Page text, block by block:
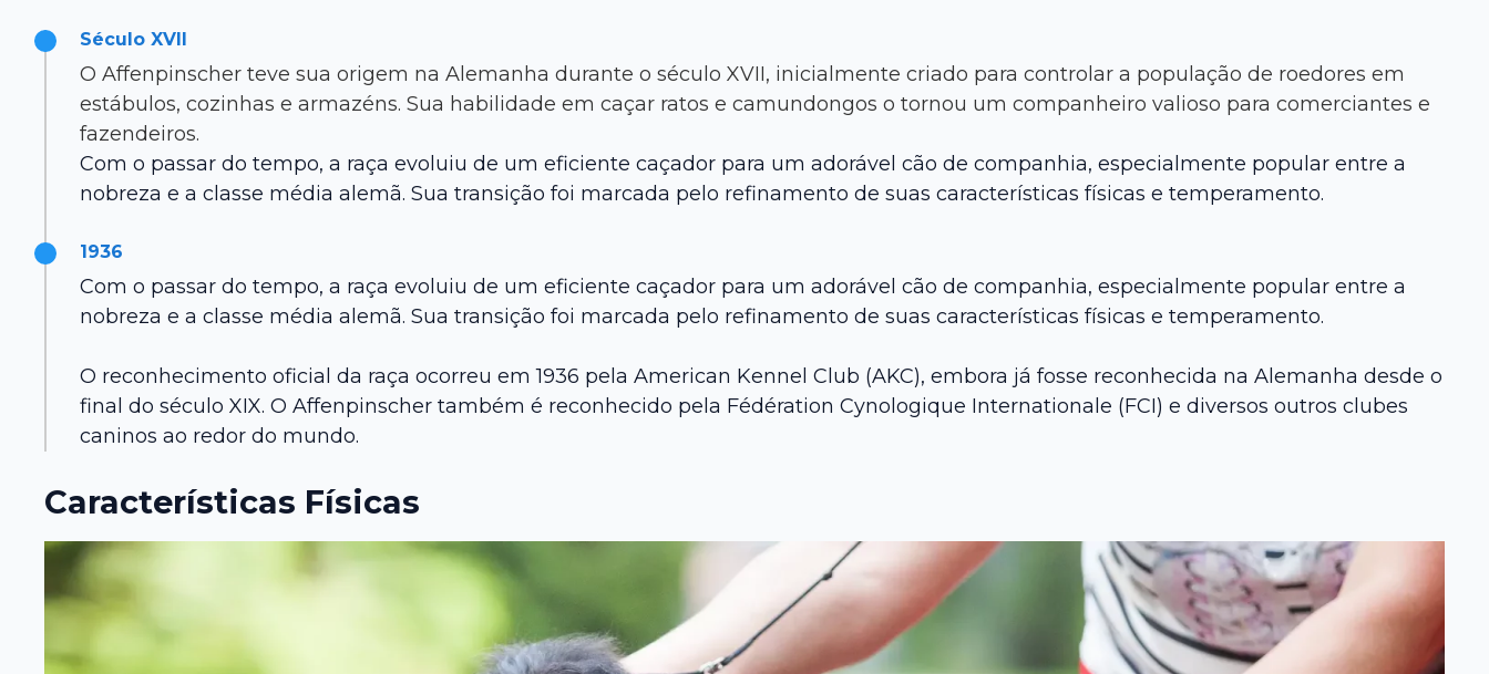
Século XVII
O Affenpinscher teve sua origem na Alemanha durante o século XVII, inicialmente criado para controlar a população de roedores em
estábulos, cozinhas e armazéns. Sua habilidade em caçar ratos e camundongos o tornou um companheiro valioso para comerciantes e
fazendeiros.
Com o passar do tempo, a raça evoluiu de um eficiente caçador para um adorável cão de companhia, especialmente popular entre a
nobreza e a classe média alemã. Sua transição foi marcada pelo refinamento de suas características físicas e temperamento.
1936
Com o passar do tempo, a raça evoluiu de um eficiente caçador para um adorável cão de companhia, especialmente popular entre a
nobreza e a classe média alemã. Sua transição foi marcada pelo refinamento de suas características físicas e temperamento.
O reconhecimento oficial da raça ocorreu em 1936 pela American Kennel Club (AKC), embora já fosse reconhecida na Alemanha desde o
final do século XIX. O Affenpinscher também é reconhecido pela Fédération Cynologique Internationale (FCI) e diversos outros clubes
caninos ao redor do mundo.
Características Físicas